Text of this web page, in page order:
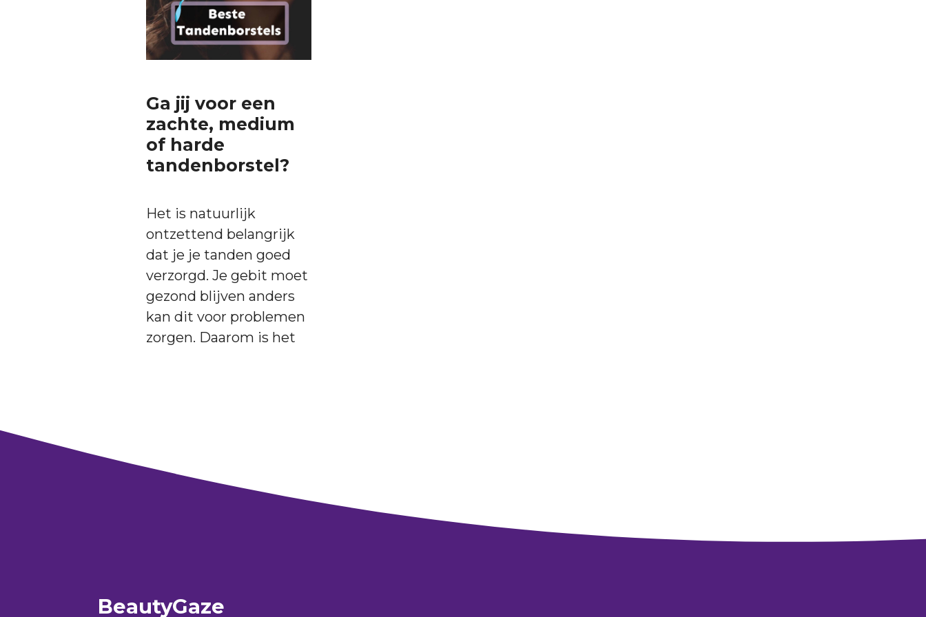
Ga jij voor een
zachte, medium
of harde
tandenborstel?
Het is natuurlijk
ontzettend belangrijk
dat je je tanden goed
verzorgd. Je gebit moet
gezond blijven anders
kan dit voor problemen
zorgen. Daarom is het
BeautyGaze